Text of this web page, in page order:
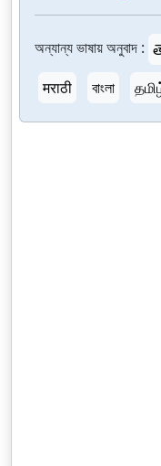
অন্যান্য ভাষায় অনুবাদ :
मराठी
বাংলা